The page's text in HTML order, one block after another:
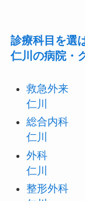
診療科目を選
仁川の病院・
救急外来
仁川
総合内科
仁川
外科
仁川
整形外科